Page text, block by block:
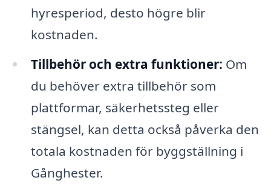
hyresperiod, desto högre blir
kostnaden.
Tillbehör och extra funktioner: Om
du behöver extra tillbehör som
plattformar, säkerhetssteg eller
stängsel, kan detta också påverka den
totala kostnaden för byggställning i
Gånghester.